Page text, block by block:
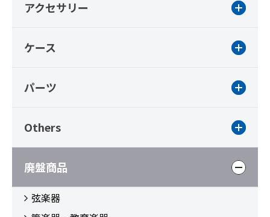
アクセサリー
ケース
パーツ
Others
廃盤商品
弦楽器